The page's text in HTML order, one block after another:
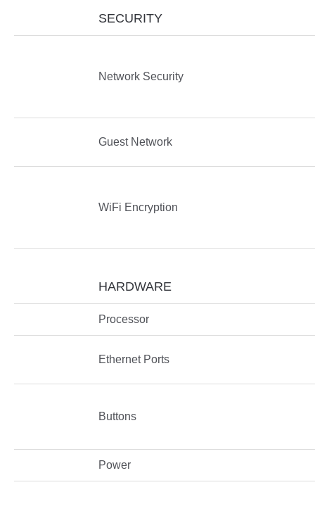
SECURITY
Network Security
Guest Network
WiFi Encryption
HARDWARE
Processor
Ethernet Ports
Buttons
Power